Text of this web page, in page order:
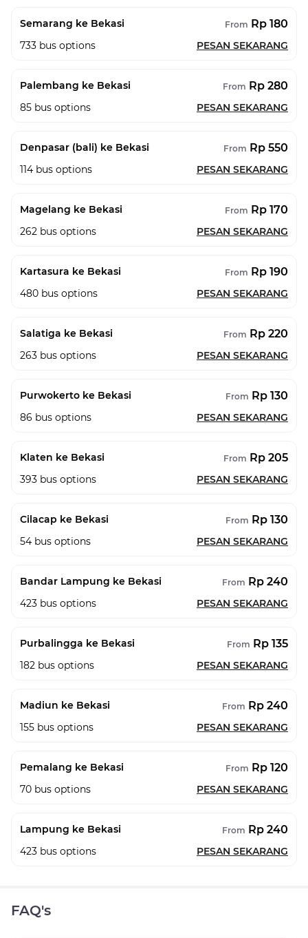
Semarang ke Bekasi From Rp 180
733 bus options PESAN SEKARANG
Palembang ke Bekasi From Rp 280
85 bus options PESAN SEKARANG
Denpasar (bali) ke Bekasi From Rp 550
114 bus options PESAN SEKARANG
Magelang ke Bekasi From Rp 170
262 bus options PESAN SEKARANG
Kartasura ke Bekasi From Rp 190
480 bus options PESAN SEKARANG
Salatiga ke Bekasi From Rp 220
263 bus options PESAN SEKARANG
Purwokerto ke Bekasi From Rp 130
86 bus options PESAN SEKARANG
Klaten ke Bekasi From Rp 205
393 bus options PESAN SEKARANG
Cilacap ke Bekasi From Rp 130
54 bus options PESAN SEKARANG
Bandar Lampung ke Bekasi From Rp 240
423 bus options PESAN SEKARANG
Purbalingga ke Bekasi From Rp 135
182 bus options PESAN SEKARANG
Madiun ke Bekasi From Rp 240
155 bus options PESAN SEKARANG
Pemalang ke Bekasi From Rp 120
70 bus options PESAN SEKARANG
Lampung ke Bekasi From Rp 240
423 bus options PESAN SEKARANG
FAQ's